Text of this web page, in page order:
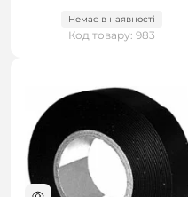
Немає в наявності
Код товару: 983